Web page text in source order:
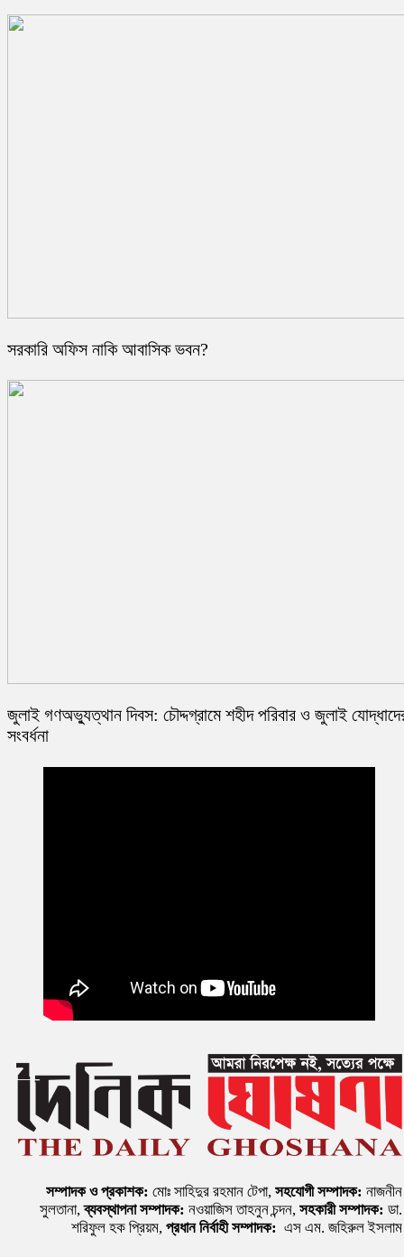
সরকারি অফিস নাকি আবাসিক ভবন?
জুলাই গণঅভ্যুত্থান দিবস: চৌদ্দগ্রামে শহীদ পরিবার ও জুলাই
সংবর্ধনা
সম্পাদক ও প্রকাশক: মোঃ সাহিদুর রহমান টেপা, সহযোগী সম্পাদক: নাজনীন
সুলতানা,ব্যবস্থাপনা সম্পাদক: নওয়াজিস তাহনুন চন্দন, সহকারী সম্পাদক: ডা.
শরিফুল হক প্রিয়ম, প্রধান নির্বাহী সম্পাদক: এস এম. জহিরুল ইসলাম